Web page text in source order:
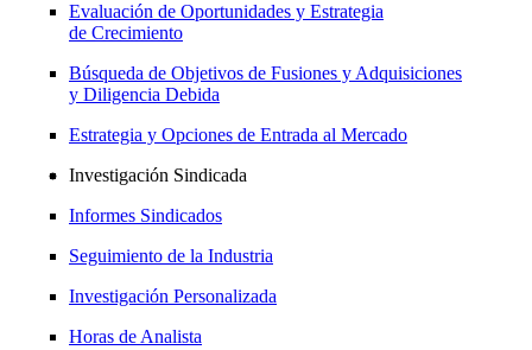
Evaluación de Oportunidades y Estrategia
de Crecimiento
Búsqueda de Objetivos de Fusiones y Adquisiciones
y Diligencia Debida
Estrategia y Opciones de Entrada al Mercado
Investigación Sindicada
Informes Sindicados
Seguimiento de la Industria
Investigación Personalizada
Horas de Analista